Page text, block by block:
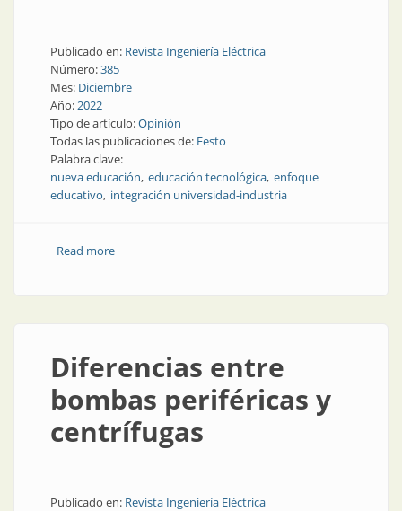
Publicado en: Revista Ingeniería Eléctrica
Número:385
Mes: Diciembre
Año:2022
Tipo de artículo:Opinión
Todas las publicaciones de: Festo
Palabra clave:
nueva educación educación tecnológica enfoque
educativo integración universidad-industria
Read moreabout Aprendizaje: creativo, independiente, digital
Diferencias entre
bombas periféricas y
centrífugas
Publicado en: Revista Ingeniería Eléctrica